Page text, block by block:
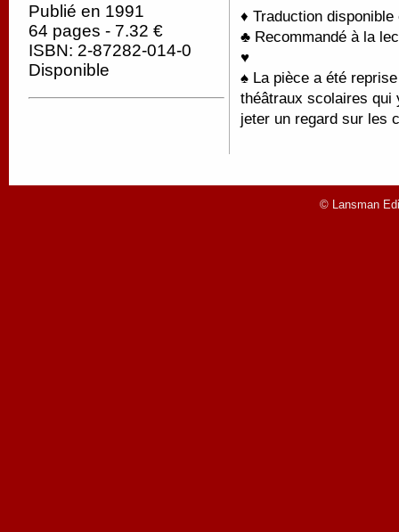
Publié en 1991
64 pages - 7.32 €
ISBN: 2-87282-014-0
Disponible
♦ Traduction
♣ Recommandé à la
♥
♠ La pièce a été
théâtraux scolaires qui
jeter un regard sur les
© Lansman